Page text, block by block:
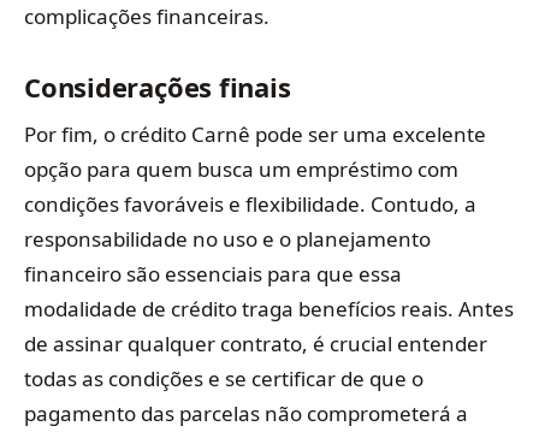
complicações financeiras.
Considerações finais
Por fim, o crédito Carnê pode ser uma excelente
opção para quem busca um empréstimo com
condições favoráveis e flexibilidade. Contudo, a
responsabilidade no uso e o planejamento
financeiro são essenciais para que essa
modalidade de crédito traga benefícios reais. Antes
de assinar qualquer contrato, é crucial entender
todas as condições e se certificar de que o
pagamento das parcelas não comprometerá a